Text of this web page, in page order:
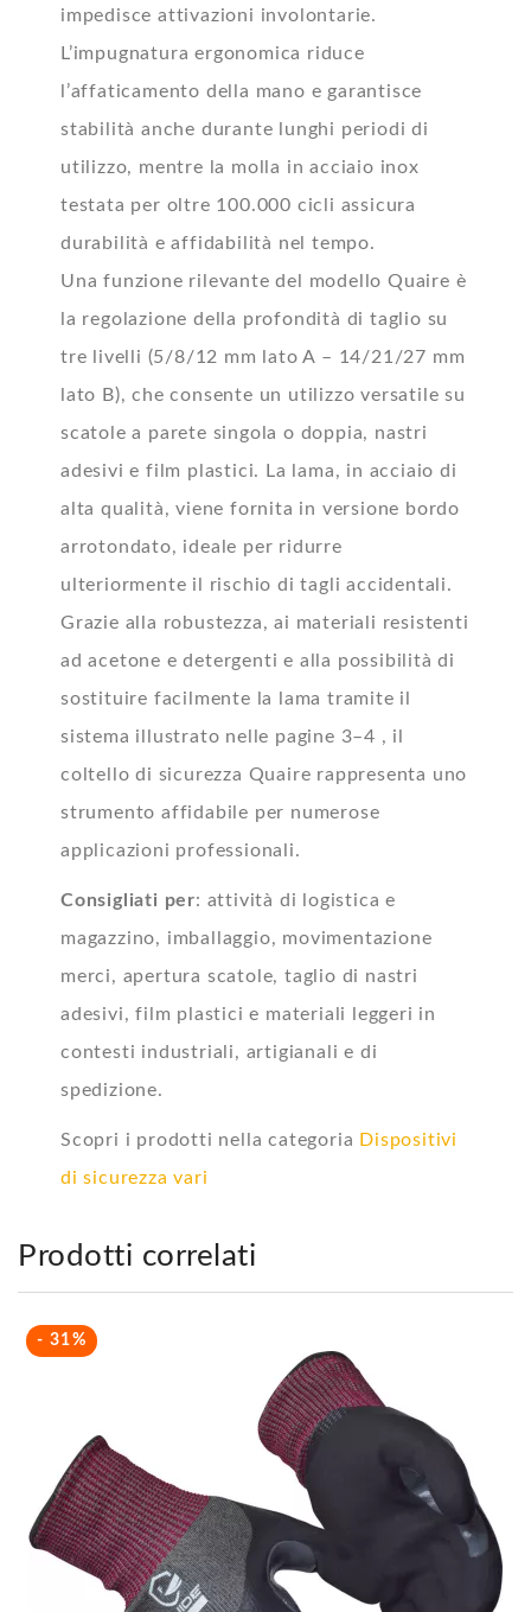
impedisce attivazioni involontarie.
L’impugnatura ergonomica riduce
l’affaticamento della mano e garantisce
stabilità anche durante lunghi periodi di
utilizzo, mentre la molla in acciaio inox
testata per oltre 100.000 cicli assicura
durabilità e affidabilità nel tempo.
Una funzione rilevante del modello Quaire è
la regolazione della profondità di taglio su
tre livelli (5/8/12 mm lato A – 14/21/27 mm
lato B), che consente un utilizzo versatile su
scatole a parete singola o doppia, nastri
adesivi e film plastici. La lama, in acciaio di
alta qualità, viene fornita in versione bordo
arrotondato, ideale per ridurre
ulteriormente il rischio di tagli accidentali.
Grazie alla robustezza, ai materiali resistenti
ad acetone e detergenti e alla possibilità di
sostituire facilmente la lama tramite il
sistema illustrato nelle pagine 3–4 , il
coltello di sicurezza Quaire rappresenta uno
strumento affidabile per numerose
applicazioni professionali.
Consigliati per: attività di logistica e
magazzino, imballaggio, movimentazione
merci, apertura scatole, taglio di nastri
adesivi, film plastici e materiali leggeri in
contesti industriali, artigianali e di
spedizione.
Scopri i prodotti nella categoria Dispositivi
di sicurezza vari
Prodotti correlati
- 31%